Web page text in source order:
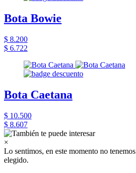
Bota Bowie
$ 8.200
$ 6.722
Bota Caetana
$ 10.500
$ 8.607
×
Lo sentimos, en este momento no
elegido.